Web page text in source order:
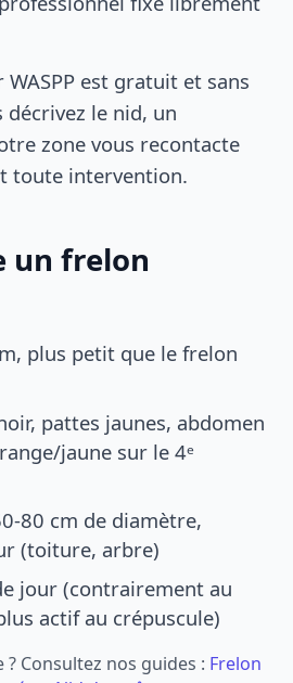
est gratuit et sans
décrivez le nid, un
zone vous recontacte
toute intervention.
un frelon
plus petit que le frelon
pattes jaunes, abdomen
jaune sur le 4ᵉ
80 cm de diamètre,
(toiture, arbre)
jour (contrairement au
actif au crépuscule)
Consultez nos guides : Frelon